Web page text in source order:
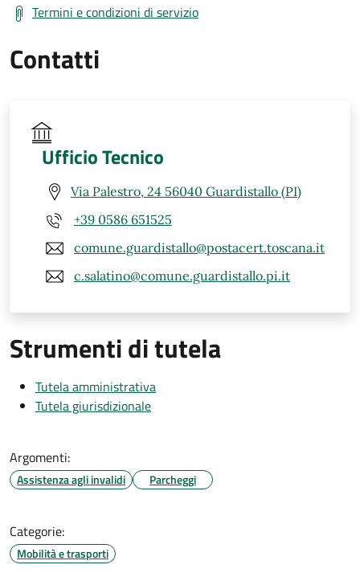
Termini e condizioni di servizio
Contatti
Ufficio Tecnico
Via Palestro, 24 56040 Guardistallo (PI)
+39 0586 651525
comune.guardistallo@postacert.toscana.it
c.salatino@comune.guardistallo.pi.it
Strumenti di tutela
Tutela amministrativa
Tutela giurisdizionale
Argomenti:
Assistenza agli invalidi Parcheggi
Categorie:
Mobilità e trasporti